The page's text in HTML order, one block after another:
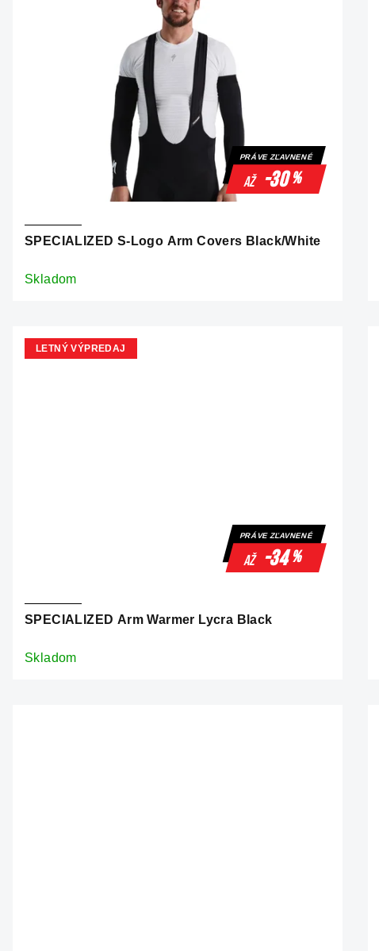
PRÁVE ZĽAVNENÉ
až -30%
SPECIALIZED S-Logo Arm Covers Black/White
Skladom
LETNÝ VÝPREDAJ
PRÁVE ZĽAVNENÉ
až -34%
SPECIALIZED Arm Warmer Lycra Black
Skladom